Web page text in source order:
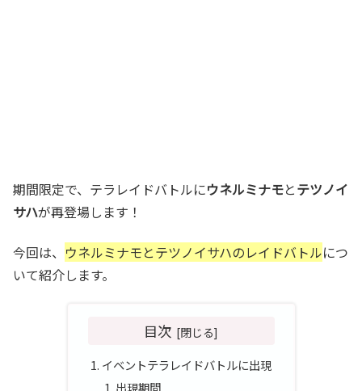
期間限定で、テラレイドバトルにウネルミナモとテツノイ
サハが再登場します！
今回は、 ウネルミナモとテツノイサハのレイドバトルにつ
いて紹介します。
目次
イベントテラレイドバトルに出現
出現期間